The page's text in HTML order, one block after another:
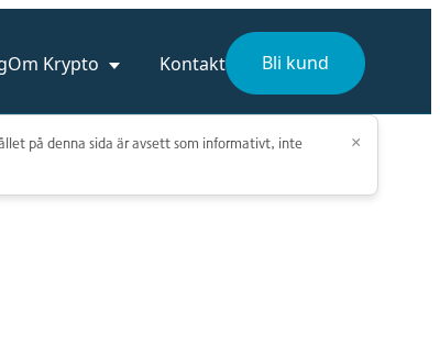
Om Krypto Kontakt Bli kund
på denna sida är avsett som informativt, inte
×